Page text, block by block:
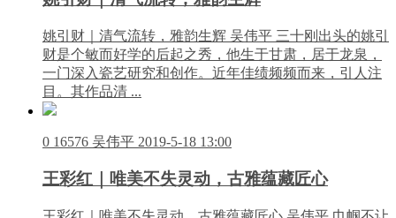
姚引财｜清气流转，雅韵生辉 吴伟平 三十刚出头的姚引
财是个敏而好学的后起之秀，他生于甘肃，居于龙泉，
一门深入瓷艺研究和创作。近年佳绩频频而来，引人注
目。其作品清 ...
0 16576 吴伟平 2019-5-18 13:00
王彩红｜唯美不失灵动，古雅蕴藏匠心